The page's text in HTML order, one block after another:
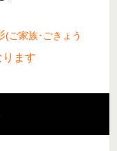
(ご家族･ごきょう
ります